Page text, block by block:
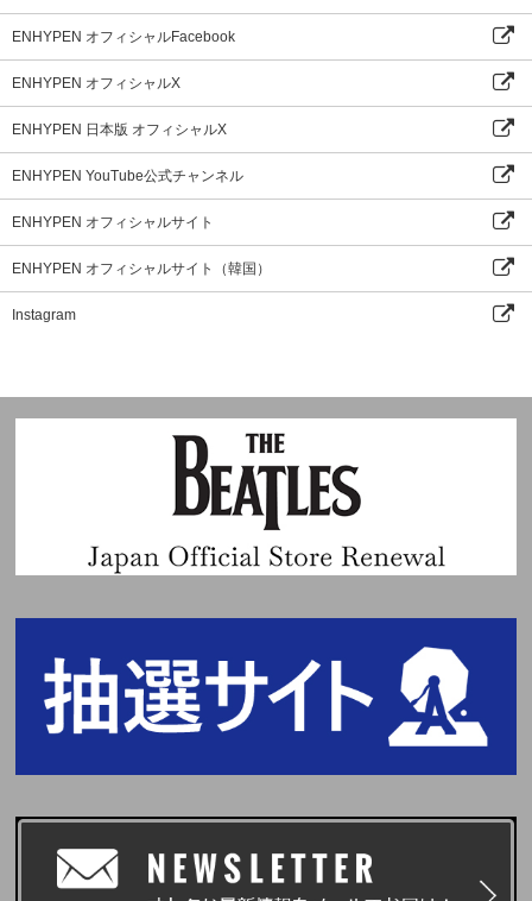
ENHYPEN オフィシャルFacebook
ENHYPEN オフィシャルX
ENHYPEN 日本版 オフィシャルX
ENHYPEN YouTube公式チャンネル
ENHYPEN オフィシャルサイト
ENHYPEN オフィシャルサイト（韓国）
Instagram